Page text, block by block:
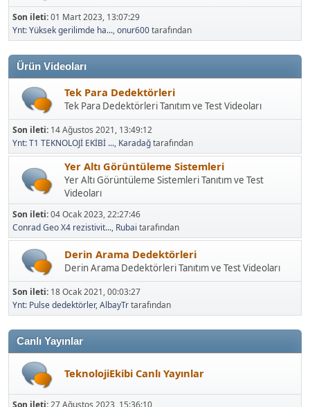
Son ileti:01 Mart 2023, 13:07:29
Ynt: Yüksek gerilimde ha...,onur600tarafından
Ürün Videoları
Tek Para Dedektörleri
Tek Para Dedektörleri Tanıtım ve Test Videoları
Son ileti: 14 Ağustos 2021, 13:49:12
Ynt: T1 TEKNOLOJİ EKİBİ ..., Karadağtarafından
Yer Altı Görüntüleme Sistemleri
Yer Altı Görüntüleme Sistemleri Tanıtım ve Test
Videoları
Son ileti:04 Ocak 2023, 22:27:46
Conrad Geo X4 rezistivit..., Rubai tarafından
Derin Arama Dedektörleri
Derin Arama Dedektörleri Tanıtım ve Test Videoları
Son ileti: 18 Ocak 2021, 00:03:27
Ynt: Pulse dedektörler,AlbayTrtarafından
Canlı Yayınlar
TeknolojiEkibi Canlı Yayınlar